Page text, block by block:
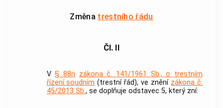
Změna trestního řádu
Čl. II
V§ 88n zákona č. 141/1961 Sb., o trestním
řízení soudním (trestní řád), ve znění zákona č.
45/2013 Sb., se doplňuje odstavec 5, který zní: